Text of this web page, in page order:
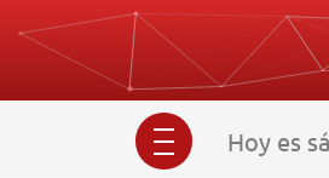
Hoy es